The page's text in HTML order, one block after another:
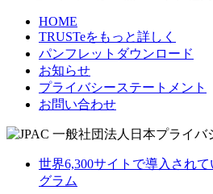
HOME
TRUSTeをもっと詳しく
パンフレットダウンロード
お知らせ
プライバシーステートメント
お問い合わせ
世界6,300サイトで導入され
グラム